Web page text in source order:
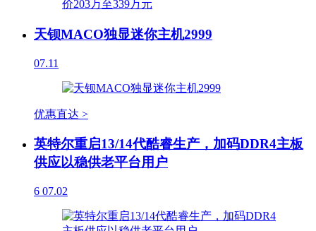
天钡MACO独显迷你主机2999
07.11
优惠直达 >
英特尔重启13/14代酷睿生产，加码DDR4主板
供应以稳供老平台用户
6 07.02